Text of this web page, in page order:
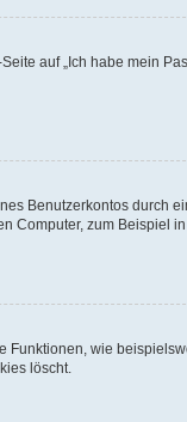
auf „Ich habe mein
Benutzerkontos durch
Computer, zum Beispiel
Funktionen, wie
löscht.